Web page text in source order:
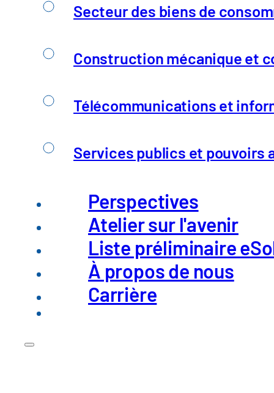
Secteur des biens de
Construction mécanique et
Télécommunications et
Services publics et pouvoirs
Perspectives
Atelier sur l'avenir
Liste préliminaire
À propos de nous
Carrière
Lire l'article
Réduction des
Impact sur l'activité.
Les chaînes d'approvisionnement